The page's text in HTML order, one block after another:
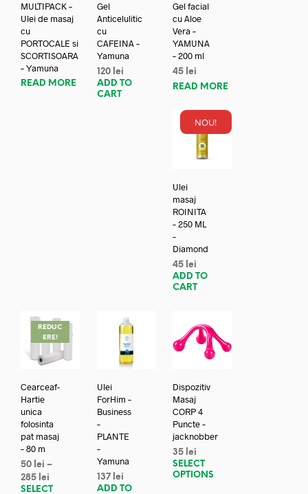
MULTIPACK –
Ulei de masaj
cu
PORTOCALE si
SCORTISOARA
– Yamuna
READ MORE
Gel
Anticelulitic
cu
CAFEINA –
Yamuna
120 lei
ADD TO
CART
Gel facial
cu Aloe
Vera –
YAMUNA
– 200 ml
45 lei
READ MORE
NOU!
Ulei
masaj
ROINITA
– 250 ML
–
Diamond
45 lei
ADD TO
CART
REDUC
ERE!
Cearceaf-
Hartie
unica
folosinta
pat masaj
– 80 m
50 lei –
285 lei
SELECT
Ulei
ForHim –
Business
–
PLANTE
–
Yamuna
137 lei
ADD TO
Dispozitiv
Masaj
CORP 4
Puncte –
jacknobber
35 lei
SELECT
OPTIONS